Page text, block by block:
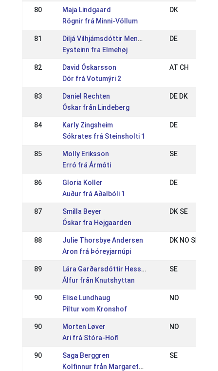
80
Maja Lindgaard
Rögnir frá Minni-Völlum
DK
81
Diljá Vilhjámsdóttir Menzinger
Eysteinn fra Elmehøj
DE
82
David Óskarsson
Dór frá Votumýri 2
AT CH
83
Daniel Rechten
Óskar från Lindeberg
DE DK
84
Karly Zingsheim
Sókrates frá Steinsholti 1
DE
85
Molly Eriksson
Erró frá Ármóti
SE
86
Gloria Koller
Auður frá Aðalbóli 1
DE
87
Smilla Beyer
Óskar fra Højgaarden
DK SE
88
Julie Thorsbye Andersen
Aron frá Þóreyjarnúpi
DK NO SE
89
Lára Garðarsdóttir Hesselman
Álfur från Knutshyttan
SE
90
Elise Lundhaug
Piltur vom Kronshof
NO
90
Morten Løver
Ari frá Stóra-Hofi
NO
90
Saga Berggren
Kolfinnur från Margaretehof
SE